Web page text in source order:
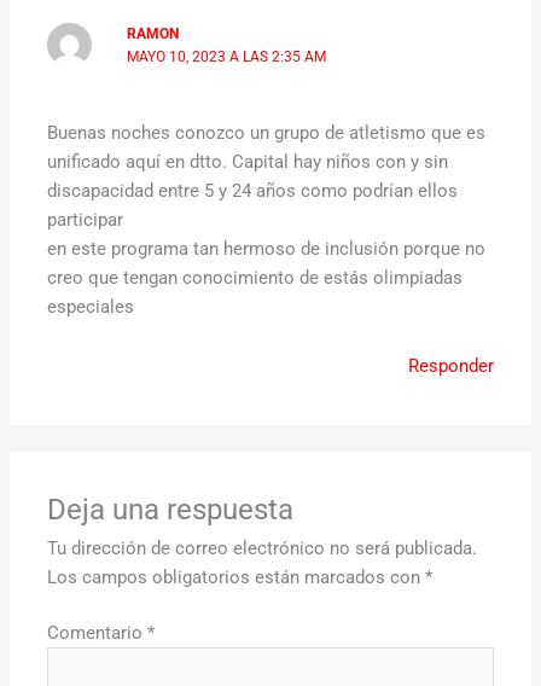
RAMON
MAYO 10, 2023 A LAS 2:35 AM
Buenas noches conozco un grupo de atletismo que es
unificado aquí en dtto. Capital hay niños con y sin
discapacidad entre 5 y 24 años como podrían ellos
participar
en este programa tan hermoso de inclusión porque no
creo que tengan conocimiento de estás olimpiadas
especiales
Responder
Deja una respuesta
Tu dirección de correo electrónico no será publicada.
Los campos obligatorios están marcados con*
Comentario*